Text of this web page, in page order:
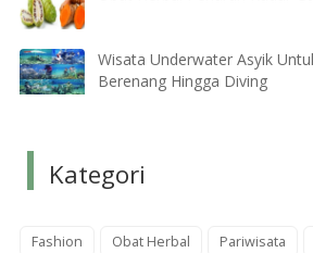
Wisata Underwater Asyik
Berenang Hingga Diving
Kategori
Fashion Obat Herbal Pariwisata